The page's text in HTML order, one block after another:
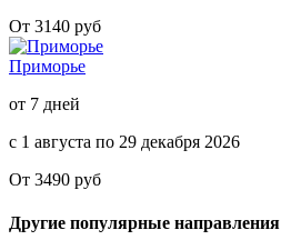
От 3140 руб
Приморье
от 7 дней
с 1 августа по 29 декабря 2026
От 3490 руб
Другие популярные направления